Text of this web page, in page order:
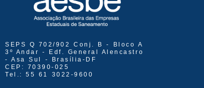
SEPS Q 702/902 Conj. B - Bloco A
3º Andar - Edf. General Alencastro
- Asa Sul - Brasília-DF
CEP: 70390-025
Tel.: 55 61 3022-9600